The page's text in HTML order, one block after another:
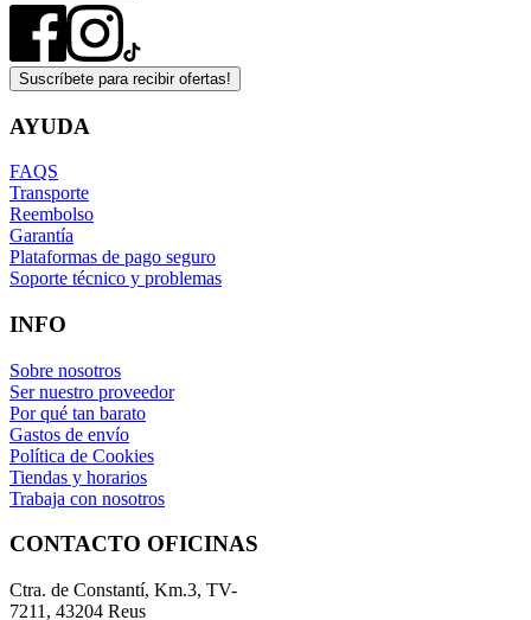
Suscríbete para recibir ofertas!
AYUDA
FAQS
Transporte
Reembolso
Garantía
Plataformas de pago seguro
Soporte técnico y problemas
INFO
Sobre nosotros
Ser nuestro proveedor
Por qué tan barato
Gastos de envío
Política de Cookies
Tiendas y horarios
Trabaja con nosotros
CONTACTO OFICINAS
Ctra. de Constantí, Km.3, TV-
7211, 43204 Reus